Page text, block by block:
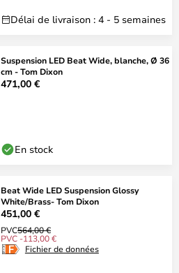
Délai de livraison : 4 - 5 semaines
Suspension LED Beat Wide, blanche, Ø 36
cm - Tom Dixon
471,00 €
En stock
Beat Wide LED Suspension Glossy
White/Brass- Tom Dixon
451,00 €
PVC564,00 €
PVC -113,00 €
Fichier de données